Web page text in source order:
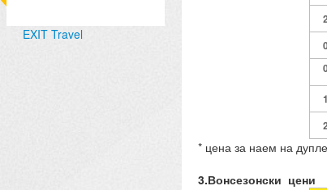
EXIT Travel
* цена за наем на
3.Вонсезонски цени